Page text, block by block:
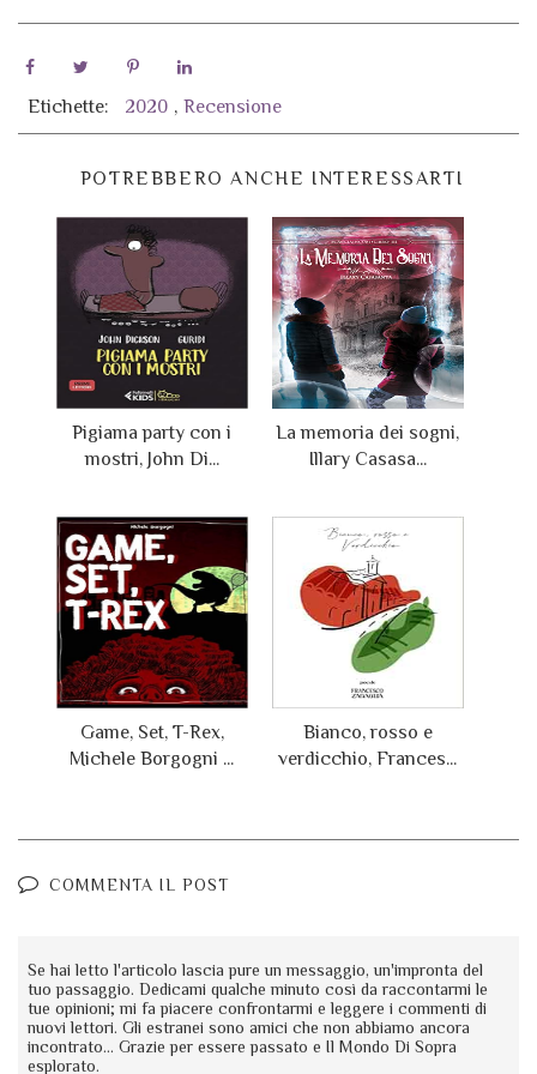
Etichette: 2020 , Recensione
POTREBBERO ANCHE INTERESSARTI
Pigiama party con i
mostri, John Di...
La memoria dei sogni,
Illary Casasa...
Game, Set, T-Rex,
Michele Borgogni ...
Bianco, rosso e
verdicchio, Frances...
COMMENTA IL POST
Se hai letto l'articolo lascia pure un messaggio, un'impronta del
tuo passaggio. Dedicami qualche minuto così da raccontarmi le
tue opinioni; mi fa piacere confrontarmi e leggere i commenti di
nuovi lettori. Gli estranei sono amici che non abbiamo ancora
incontrato... Grazie per essere passato e Il Mondo Di Sopra
esplorato.